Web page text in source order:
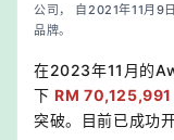
公司， 自2021年11月9
品牌。
在2023年11月的
下RM 70,125,991
突破。目前已成功